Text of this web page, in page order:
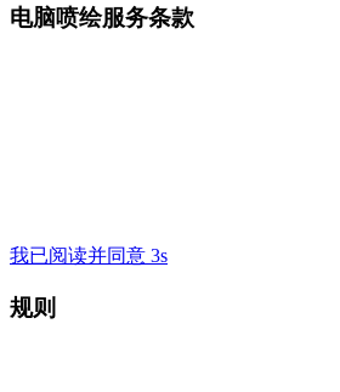
电脑喷绘服务条款
我已阅读并同意 3s
规则